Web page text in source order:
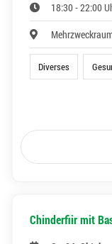
18:30 - 22:00
Diverses
Chinderfiir mit